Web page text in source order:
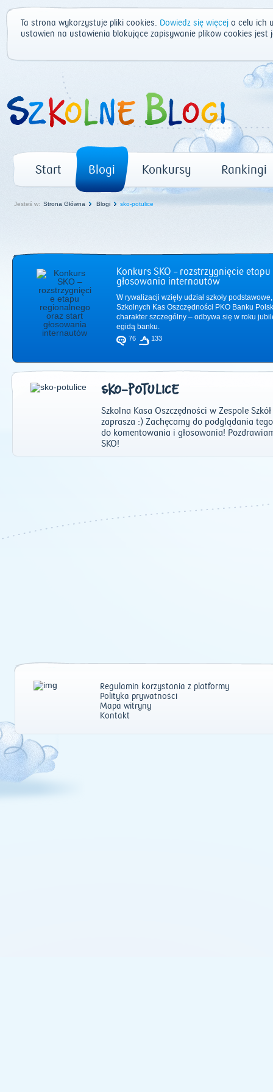
Ta strona wykorzystuje pliki cookies. Dowiedz się więcej o celu ich
ustawień na ustawienia blokujące zapisywanie plików cookies
Start Blogi Konkursy Rankingi
Jesteś w: Strona Główna Blogi sko-potulice
Konkurs SKO – rozstrzygnięcie
głosowania internautów
W rywalizacji wzięły udział szkoły
Szkolnych Kas Oszczędności PKO Banku
charakter szczególny – odbywa się w roku
egidą banku.
76 133
SKO-POTULICE
Szkolna Kasa Oszczędności w Zespole
zaprasza :) Zachęcamy do podglądania
do komentowania i głosowania!
SKO!
2011| 2012|
Regulamin korzystania z platformy
Polityka prywatności
Mapa witryny
Kontakt